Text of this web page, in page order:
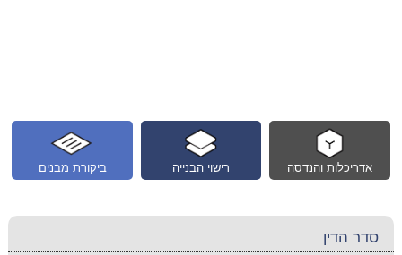
ביקורת מבנים רישוי הבנייה אדריכלות והנדסה
סדר הדין